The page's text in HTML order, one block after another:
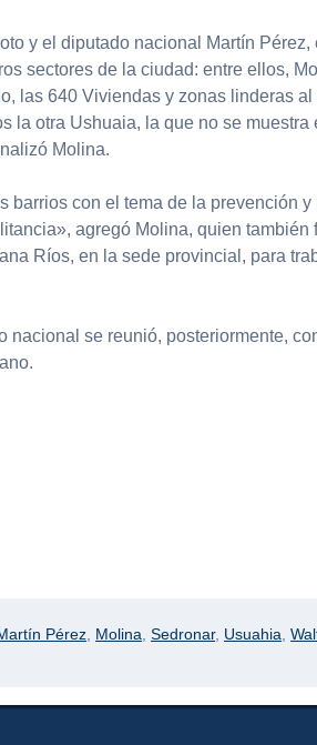
y el diputado nacional Martín Pérez,
sectores de la ciudad: entre ellos,
las 640 Viviendas y zonas linderas al
la otra Ushuaia, la que no se muestra
Molina.
barrios con el tema de la prevención y
agregó Molina, quien también
Ríos, en la sede provincial, para
se reunió, posteriormente,
Pérez Molina ,Sedronar, Usuahia ,